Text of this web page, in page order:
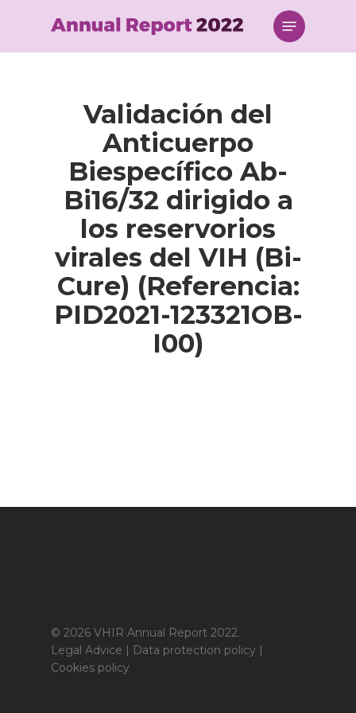
content
Menu
Validación del
Anticuerpo
Biespecífico Ab-
Bi16/32 dirigido a
los reservorios
virales del VIH (Bi-
Cure) (Referencia:
PID2021-123321OB-
I00)
© 2026 VHIR Annual Report 2022.
Legal Advice | Data protection policy |
Cookies policy